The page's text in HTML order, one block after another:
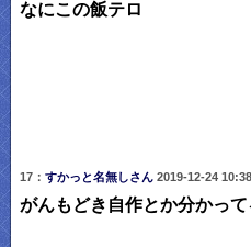
なにこの飯テロ
17： すかっと名無しさん 2019-12-24
がんもどき自作とか分かっ